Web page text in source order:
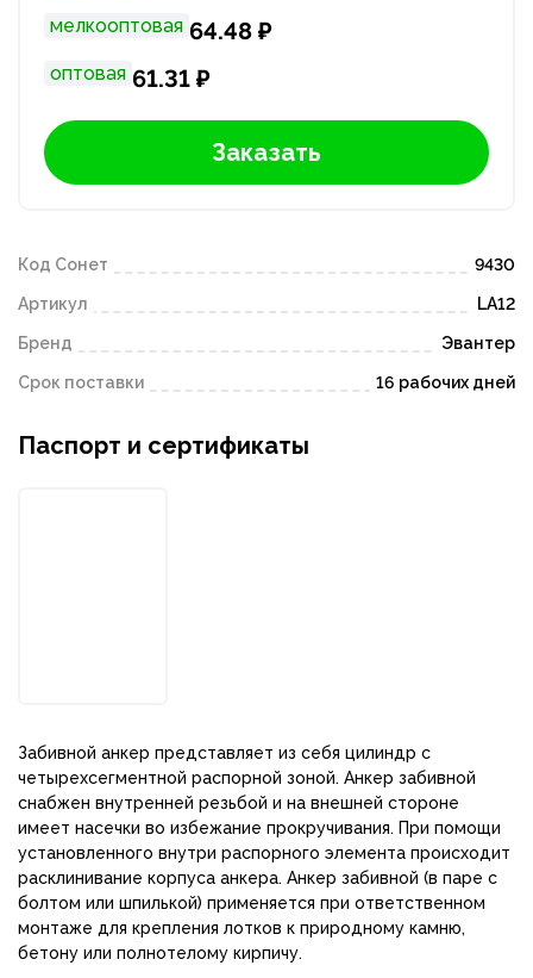
мелкооптовая 64.48 ₽
оптовая 61.31 ₽
Заказать
Код Сонет 9430
Артикул LA12
Бренд Эвантер
Срок поставки 16 рабочих дней
Паспорт и сертификаты
Забивной анкер представляет из себя цилиндр с
четырехсегментной распорной зоной. Анкер забивной
снабжен внутренней резьбой и на внешней стороне
имеет насечки во избежание прокручивания. При помощи
установленного внутри распорного элемента происходит
расклинивание корпуса анкера. Анкер забивной (в паре с
болтом или шпилькой) применяется при ответственном
монтаже для крепления лотков к природному камню,
бетону или полнотелому кирпичу.